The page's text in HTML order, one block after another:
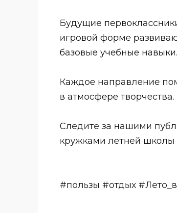
Будущие
игровой форме
базовые учебные навыки.
Каждое направление
в атмосфере творчества.
Следите за нашими
кружками летней школы
#пользы #отдых